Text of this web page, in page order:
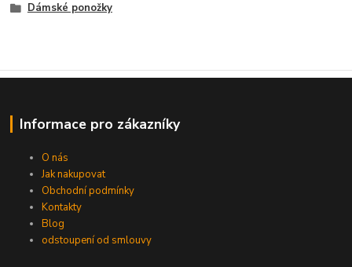
Dámské ponožky
Informace pro zákazníky
O nás
Jak nakupovat
Obchodní podmínky
Kontakty
Blog
odstoupení od smlouvy